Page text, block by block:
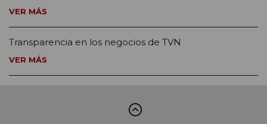
VER MÁS
Transparencia en los negocios de TVN
VER MÁS